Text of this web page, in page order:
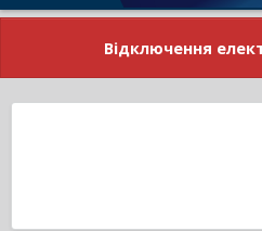
Відключення